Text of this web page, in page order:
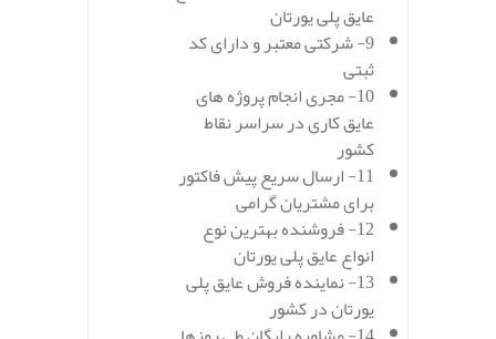
عایق پلی یورتان
9- شرکتی معتبر و دارای کد
ثبتی
10- مجری انجام پروژه های
عایق کاری در سراسر نقاط
کشور
11- ارسال سریع پیش فاکتور
برای مشتریان گرامی
12- فروشنده بهترین نوع
انواع عایق پلی یورتان
13- نماینده فروش عایق پلی
یورتان در کشور